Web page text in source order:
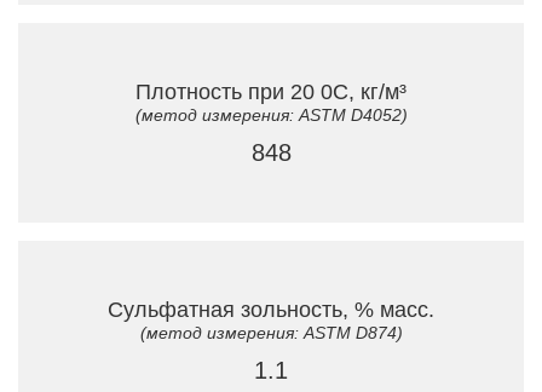
Плотность при 20 0C, кг/м³
(метод измерения: ASTM D4052)
848
Сульфатная зольность, % масс.
(метод измерения: ASTM D874)
1.1